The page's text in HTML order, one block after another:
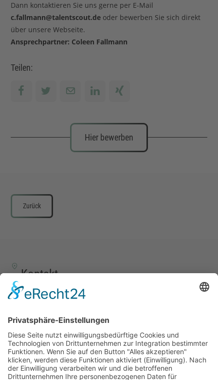
Dann kontaktieren Sie uns gerne per E-Mail
c.fallmann@talentscout.de oder bewerben Sie sich direkt
über unsere Webseite.
Ansprechpartner: Coleen Fallmann
Teilen:
Hier bewerben
Zurück
Kontakt
TALENTSCOUT CONSULTING GmbH
57258 Freudenberg
+49 (0) 15117609865
office(at)talentscout.de